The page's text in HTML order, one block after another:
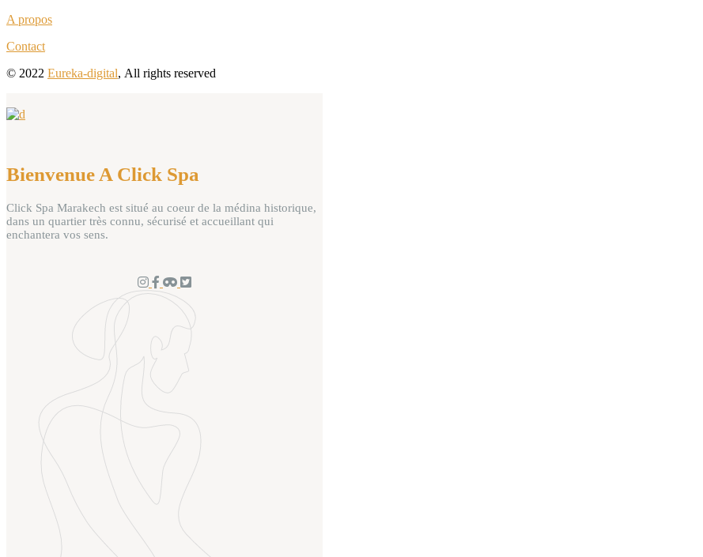
A propos
Contact
© 2022 Eureka-digital, All rights reserved
Bienvenue A Click Spa
Click Spa Marakech est situé au coeur de la médina historique,
dans un quartier très connu, sécurisé et accueillant qui
enchantera vos sens.